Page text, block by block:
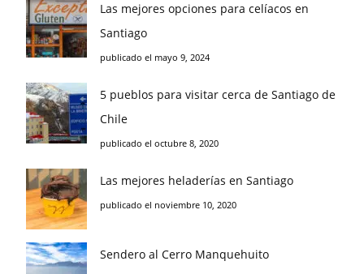
Las mejores opciones para celíacos en
Santiago
publicado el mayo 9, 2024
5 pueblos para visitar cerca de Santiago de
Chile
publicado el octubre 8, 2020
Las mejores heladerías en Santiago
publicado el noviembre 10, 2020
Sendero al Cerro Manquehuito